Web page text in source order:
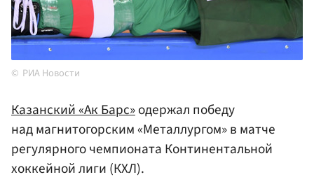
РИА Новости
Казанский «Ак Барс»одержал победу
над магнитогорским «Металлургом» в матче
регулярного чемпионата Континентальной
хоккейной лиги (КХЛ).